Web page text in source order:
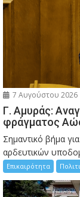
7 Αυγούστου 2026
Γ. Αμυράς:
φράγματος
Σημαντικό βήμα
αρδευτικών
Επικαιρότητα